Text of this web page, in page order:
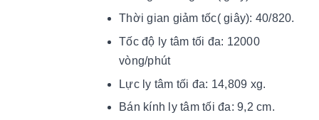
Thời gian giảm tốc( giây): 40/820.
Tốc độ ly tâm tối đa: 12000
vòng/phút
Lực ly tâm tối đa: 14,809 xg.
Bán kính ly tâm tối đa: 9,2 cm.